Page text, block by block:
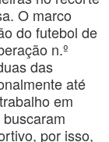
O marco
do futebol de
n.º
das
até
em
por isso,